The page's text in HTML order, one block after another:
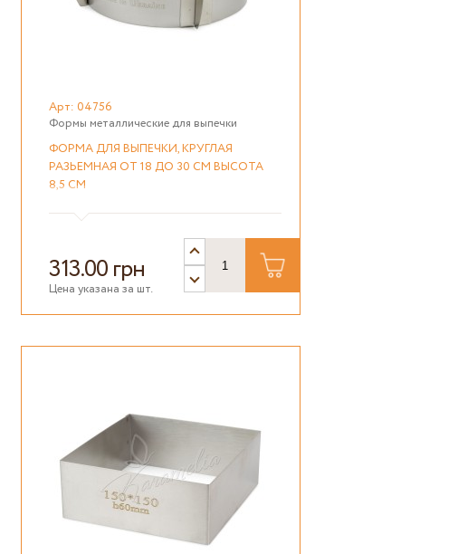
Арт: 04756
Формы металлические для выпечки
ФОРМА ДЛЯ ВЫПЕЧКИ, КРУГЛАЯ
РАЗЬЕМНАЯ ОТ 18 ДО 30 СМ ВЫСОТА
8,5 СМ
313.00 грн
Цена указана за шт.